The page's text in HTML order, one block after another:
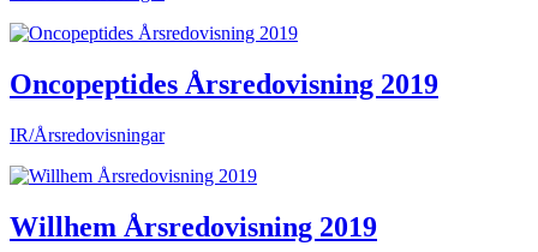
Oncopeptides Årsredovisning 2019
IR/Årsredovisningar
Willhem Årsredovisning 2019